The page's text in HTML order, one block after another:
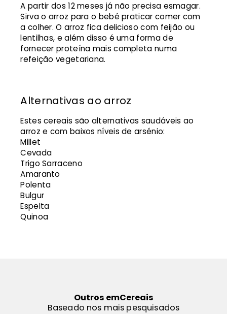
A partir dos 12 meses já não precisa esmagar.
Sirva o arroz para o bebé praticar comer com
a colher. O arroz fica delicioso com feijão ou
lentilhas, e além disso é uma forma de
fornecer proteína mais completa numa
refeição vegetariana.
Alternativas ao arroz
Estes cereais são alternativas saudáveis ao
arroz e com baixos níveis de arsénio:
Millet
Cevada
Trigo Sarraceno
Amaranto
Polenta
Bulgur
Espelta
Quinoa
Outros emCereais
Baseado nos mais pesquisados